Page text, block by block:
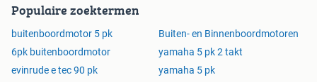
Populaire zoektermen
buitenboordmotor 5 pk
Buiten- en Binnenboordmotoren
6pk buitenboordmotor
yamaha 5 pk 2 takt
evinrude e tec 90 pk
yamaha 5 pk